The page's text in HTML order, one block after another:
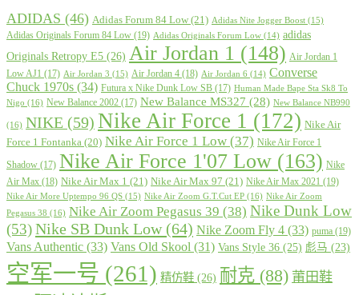
ADIDAS (46) Adidas Forum 84 Low (21) Adidas Nite Jogger Boost (15)
Adidas Originals Forum 84 Low (19) Adidas Originals Forum Low (14) adidas
Originals Retropy E5 (26) Air Jordan 1 (148) Air Jordan 1
Low AJ1 (17) Air Jordan 3 (15) Air Jordan 4 (18) Air Jordan 6 (14) Converse
Chuck 1970s (34) Futura x Nike Dunk Low SB (17) Human Made Bape Sta Sk8 To
Nigo (16) New Balance 2002 (17) New Balance MS327 (28) New Balance NB990
(16) NIKE (59) Nike Air Force 1 (172) Nike Air
Force 1 Fontanka (20) Nike Air Force 1 Low (37) Nike Air Force 1
Shadow (17) Nike Air Force 1'07 Low (163) Nike
Air Max (18) Nike Air Max 1 (21) Nike Air Max 97 (21) Nike Air Max 2021 (19)
Nike Air More Uptempo 96 QS (15) Nike Air Zoom G.T.Cut EP (16) Nike Air Zoom
Pegasus 38 (16) Nike Air Zoom Pegasus 39 (38) Nike Dunk Low
(53)Nike SB Dunk Low(64) Nike Zoom Fly 4 (33) puma (19)
Vans Authentic (33) Vans Old Skool (31) Vans Style 36 (25) 彪马 (23)
空军一号 (261) 精仿鞋 (26) 耐克 (88) 莆田鞋